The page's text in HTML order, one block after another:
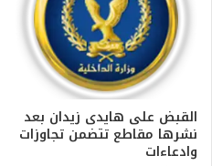
القبض على هايدى زيدان بعد
نشرها مقاطع تتضمن تجاوزات
وادعاءات